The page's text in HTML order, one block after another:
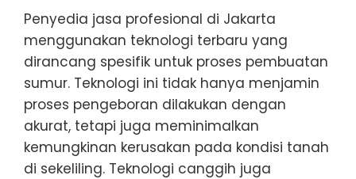
Penyedia jasa profesional di Jakarta
menggunakan teknologi terbaru yang
dirancang spesifik untuk proses pembuatan
sumur. Teknologi ini tidak hanya menjamin
proses pengeboran dilakukan dengan
akurat, tetapi juga meminimalkan
kemungkinan kerusakan pada kondisi tanah
di sekeliling. Teknologi canggih juga